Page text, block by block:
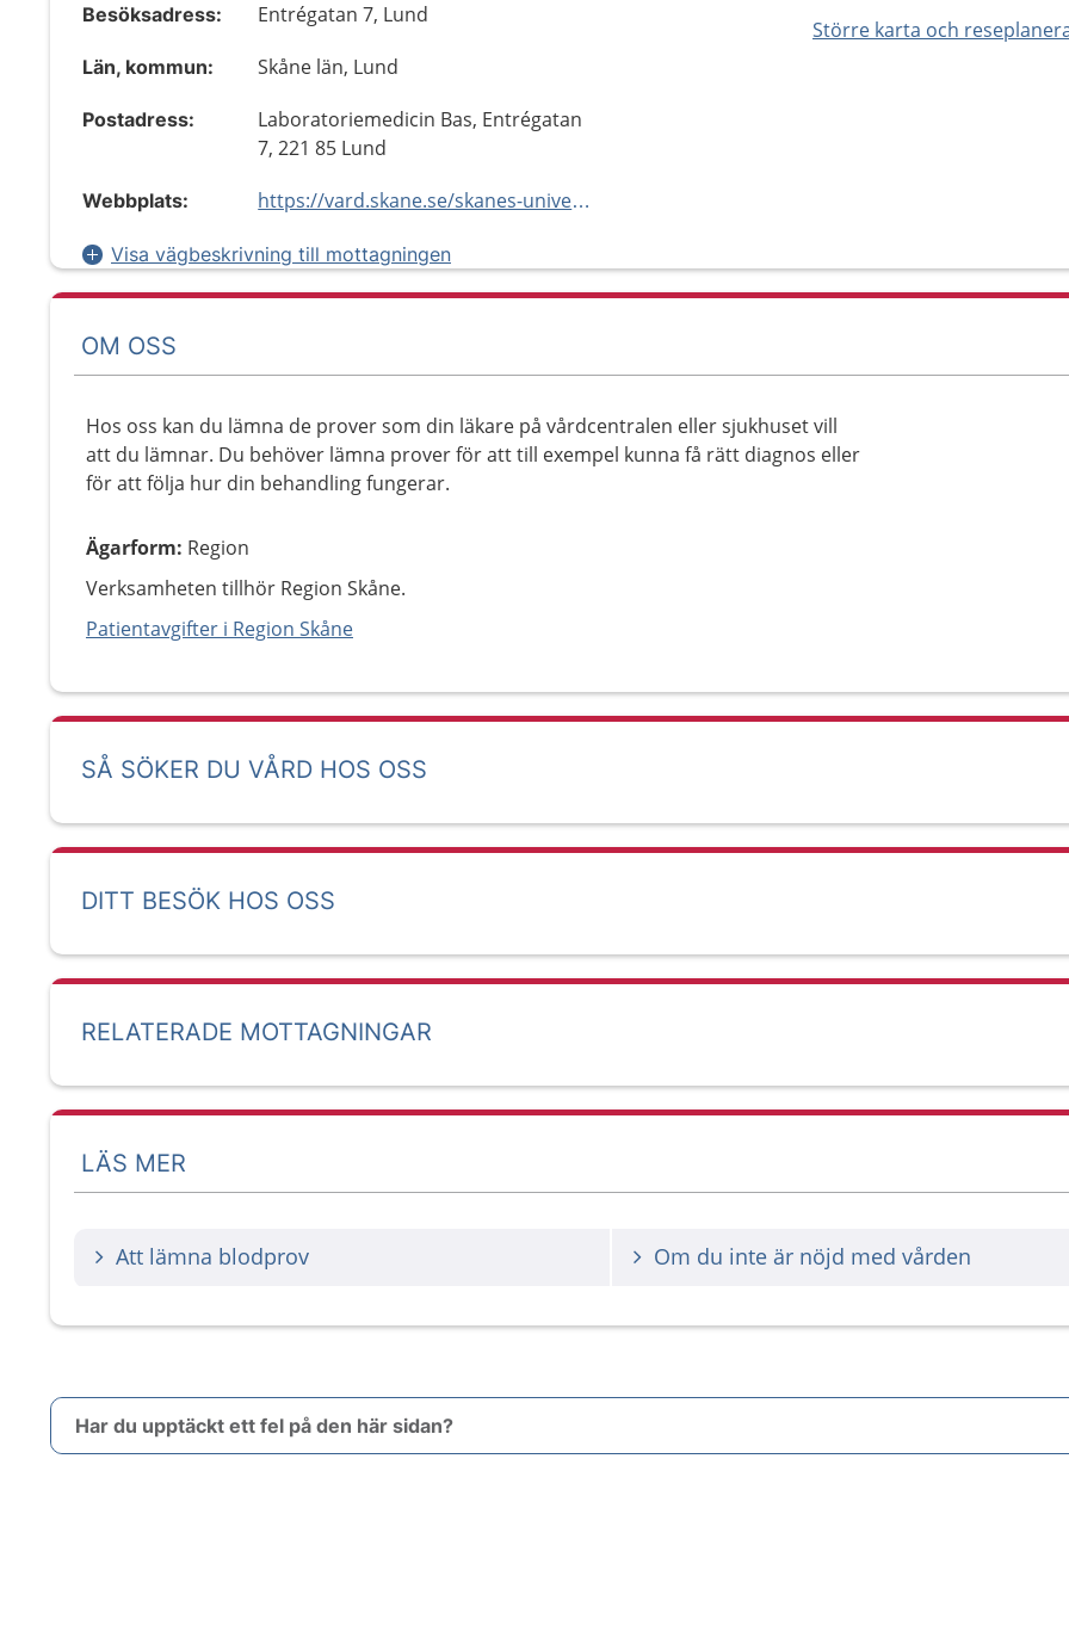
Större karta och
Besöksadress: Entrégatan 7, Lund
Län, kommun: Skåne län, Lund
Postadress:
Laboratoriemedicin Bas, Entrégatan
7, 221 85 Lund
Webbplats: https://vard.skane.se/skanes-universitetssjukhus-sus/mottagningar-och-avdelningar/provtagning-lund/
Visa vägbeskrivning till mottagningen
OM OSS
Hos oss kan du lämna de prover som din läkare på vårdcentralen eller sjukhuset vill
att du lämnar. Du behöver lämna prover för att till exempel kunna få rätt diagnos eller
för att följa hur din behandling fungerar.
Ägarform: Region
Verksamheten tillhör Region Skåne.
Patientavgifter i Region Skåne
SÅ SÖKER DU VÅRD HOS OSS
DITT BESÖK HOS OSS
RELATERADE MOTTAGNINGAR
LÄS MER
Att lämna blodprov Om du inte är nöjd med vården
Har du upptäckt ett fel på den här sidan?